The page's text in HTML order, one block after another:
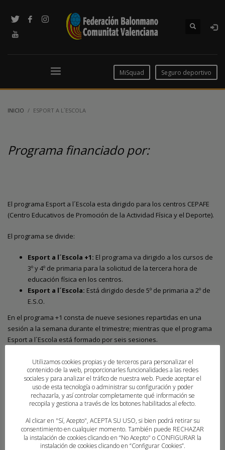
MiSquad Seguro deportivo
INICIO ESPORT A L´ESCOLA
Programa financiado por:
El programa Esport a l´Escola esta dirigido para los centros CEPAFE
(Centro Educativos de Promoción de la Actividad Física y el Deporte).
El programa se divide:
Esport a l´Escola +1: El programa va dirigido a los cursos de
3º y 4º de primaria para la solicitud de la tercera hora de
educación física en los centros.
Esport a l´Escola: Está dirigido desde 5º de primaria a 2º de
E.S.O.
En el programa +1 consta de nueve sesiones repartidas en una
sesión a la semana durante el trimestre; mientras que el programa
Esport a l´Escola está formado por seis sesiones.
Para la tramitación de la solicitud de adhesión al programa
del año 2023:
Solicitud de adhesión al programa 2023
El plazo de solicitud finaliza el 30 de
Utilizamos cookies propias y de terceros para personalizar el
contenido de la web, proporcionarles funcionalidades a las redes
sociales y para analizar el tráfico de nuestra web. Puede aceptar el
uso de esta tecnología o administrar su configuración y poder
rechazarla, y así controlar completamente qué información se
recopila y gestiona a través de los botones habilitados al efecto.
Al clicar en "Sí, Acepto", ACEPTA SU USO, si bien podrá retirar su
consentimiento en cualquier momento. También puede RECHAZAR
la instalación de cookies clicando en “No Acepto" o CONFIGURAR la
instalación de cookies clicando en “Configurar Cookies”.